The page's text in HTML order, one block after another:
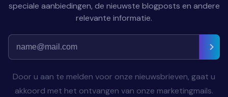
speciale aanbiedingen, de nieuwste blogposts en andere
relevante informatie.
Door u aan te melden voor onze nieuwsbrieven, gaat u
akkoord met het ontvangen van onze marketingmails.